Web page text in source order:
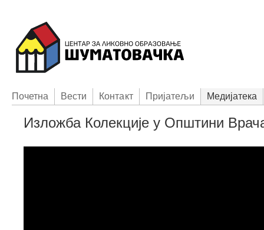
Пoчетна Вести Контакт Приjатељи Медијатека
Изложба Колекције у Општини